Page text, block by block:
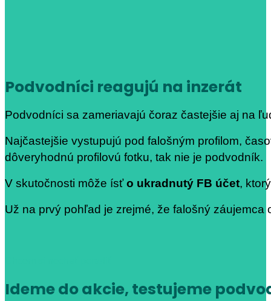
Podvodníci reagujú na inzerát
Podvodníci sa zameriavajú čoraz častejšie aj na
Najčastejšie vystupujú pod falošným profilom,
dôveryhodnú profilovú fotku, tak nie je podvodník.
V skutočnosti môže ísťo ukradnutý FB účet,
Už na prvý pohľad je zrejmé, že falošný
Ideme do akcie, testujeme